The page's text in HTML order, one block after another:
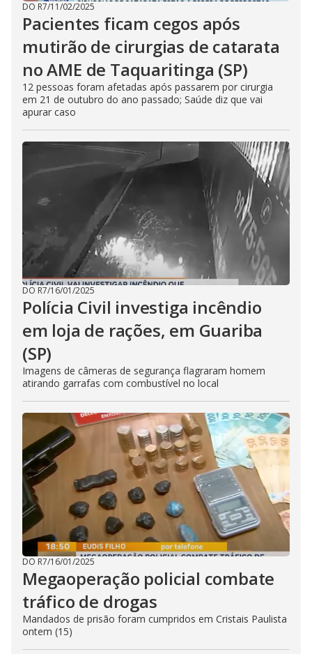
DO R7/11/02/2025
Pacientes ficam cegos após
mutirão de cirurgias de catarata
no AME de Taquaritinga (SP)
12 pessoas foram afetadas após passarem por cirurgia
em 21 de outubro do ano passado; Saúde diz que vai
apurar caso
DO R7/16/01/2025
Polícia Civil investiga incêndio
em loja de rações, em Guariba
(SP)
Imagens de câmeras de segurança flagraram homem
atirando garrafas com combustível no local
DO R7/16/01/2025
Megaoperação policial combate
tráfico de drogas
Mandados de prisão foram cumpridos em Cristais Paulista
ontem (15)